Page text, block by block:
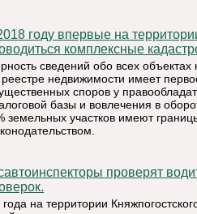
комплексные
сведений обо всех
реестре недвижимости имеет
споров у
базы и вовлечения в
земельных участков имеют
на территории